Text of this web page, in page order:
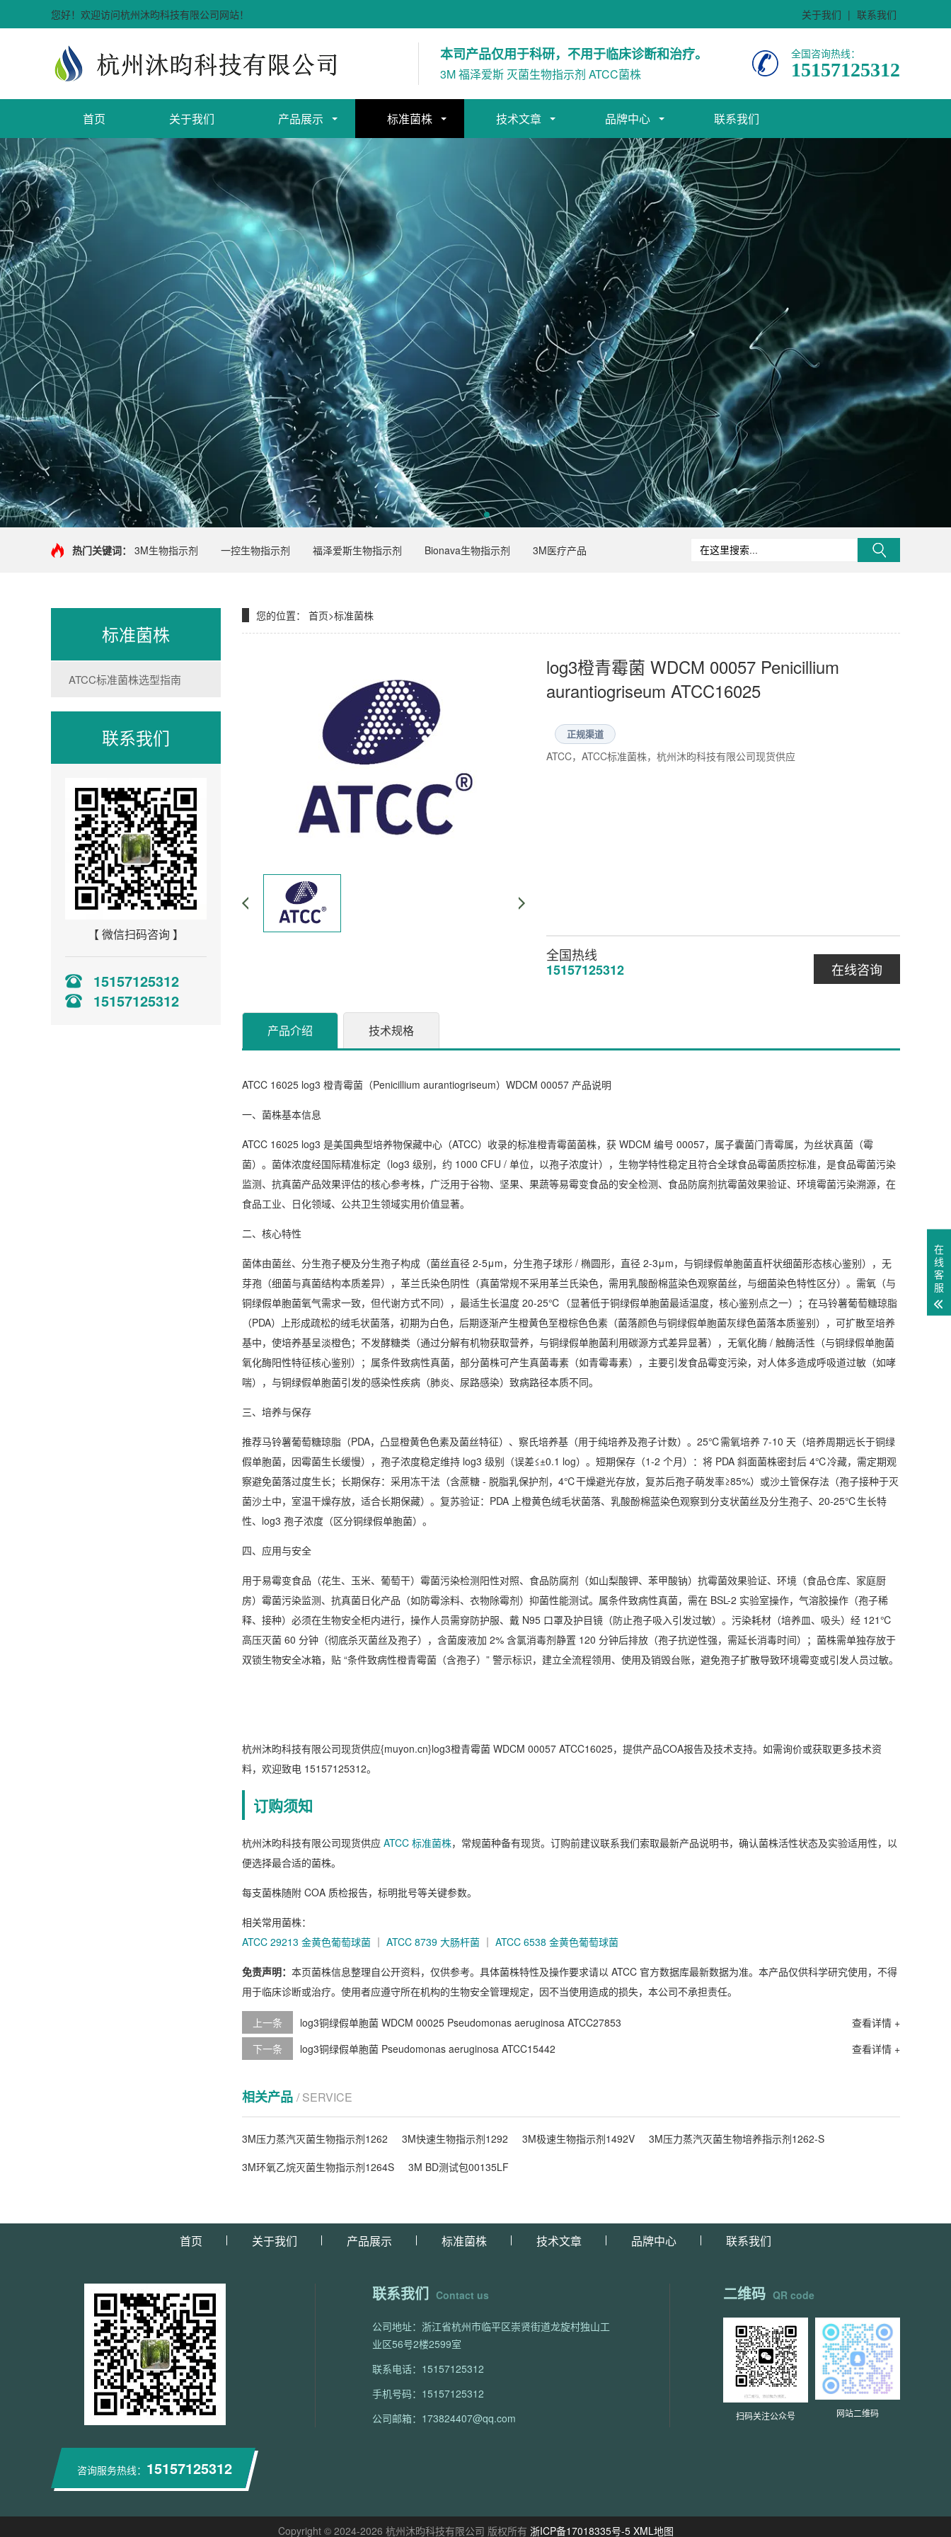
您好！欢迎访问杭州沐昀科技有限公司网站！ 关于我们 | 联系我们
本司产品仅用于科研，不用于临床诊断和治疗。
3M 福泽爱斯 灭菌生物指示剂 ATCC菌株
全国咨询热线：
15157125312
首页 关于我们 产品展示 标准菌株 技术文章 品牌中心 联系我们
热门关键词： 3M生物指示剂 一控生物指示剂 福泽爱斯生物指示剂 Bionava生物指示剂 3M医疗产品
标准菌株
ATCC标准菌株选型指南
联系我们
【 微信扫码咨询 】
15157125312
15157125312
您的位置： 首页>标准菌株
log3橙青霉菌 WDCM 00057 Penicillium
aurantiogriseum ATCC16025
正规渠道
ATCC，ATCC标准菌株，杭州沐昀科技有限公司现货供应
在线咨询
全国热线
15157125312
产品介绍 技术规格
ATCC 16025 log3 橙青霉菌（Penicillium aurantiogriseum）WDCM 00057 产品说明
一、菌株基本信息
ATCC 16025 log3 是美国典型培养物保藏中心（ATCC）收录的标准橙青霉菌菌株，获 WDCM 编号 00057，属子囊菌门青霉属，为丝状真菌（霉
菌）。菌体浓度经国际精准标定（log3 级别，约 1000 CFU / 单位，以孢子浓度计），生物学特性稳定且符合全球食品霉菌质控标准，是食品霉菌污染
监测、抗真菌产品效果评估的核心参考株，广泛用于谷物、坚果、果蔬等易霉变食品的安全检测、食品防腐剂抗霉菌效果验证、环境霉菌污染溯源，在
食品工业、日化领域、公共卫生领域实用价值显著。
二、核心特性
菌体由菌丝、分生孢子梗及分生孢子构成（菌丝直径 2-5μm，分生孢子球形 / 椭圆形，直径 2-3μm，与铜绿假单胞菌直杆状细菌形态核心鉴别），无
芽孢（细菌与真菌结构本质差异），革兰氏染色阴性（真菌常规不采用革兰氏染色，需用乳酸酚棉蓝染色观察菌丝，与细菌染色特性区分）。需氧（与
铜绿假单胞菌氧气需求一致，但代谢方式不同），最适生长温度 20-25℃（显著低于铜绿假单胞菌最适温度，核心鉴别点之一）；在马铃薯葡萄糖琼脂
（PDA）上形成疏松的绒毛状菌落，初期为白色，后期逐渐产生橙黄色至橙棕色色素（菌落颜色与铜绿假单胞菌灰绿色菌落本质鉴别），可扩散至培养
基中，使培养基呈淡橙色；不发酵糖类（通过分解有机物获取营养，与铜绿假单胞菌利用碳源方式差异显著），无氧化酶 / 触酶活性（与铜绿假单胞菌
氧化酶阳性特征核心鉴别）；属条件致病性真菌，部分菌株可产生真菌毒素（如青霉毒素），主要引发食品霉变污染，对人体多造成呼吸道过敏（如哮
喘），与铜绿假单胞菌引发的感染性疾病（肺炎、尿路感染）致病路径本质不同。
三、培养与保存
推荐马铃薯葡萄糖琼脂（PDA，凸显橙黄色色素及菌丝特征）、察氏培养基（用于纯培养及孢子计数）。25℃需氧培养 7-10 天（培养周期远长于铜绿
假单胞菌，因霉菌生长缓慢），孢子浓度稳定维持 log3 级别（误差≤±0.1 log）。短期保存（1-2 个月）：将 PDA 斜面菌株密封后 4℃冷藏，需定期观
察避免菌落过度生长；长期保存：采用冻干法（含蔗糖 - 脱脂乳保护剂，4℃干燥避光存放，复苏后孢子萌发率≥85%）或沙土管保存法（孢子接种于灭
菌沙土中，室温干燥存放，适合长期保藏）。复苏验证：PDA 上橙黄色绒毛状菌落、乳酸酚棉蓝染色观察到分支状菌丝及分生孢子、20-25℃生长特
性、log3 孢子浓度（区分铜绿假单胞菌）。
四、应用与安全
用于易霉变食品（花生、玉米、葡萄干）霉菌污染检测阳性对照、食品防腐剂（如山梨酸钾、苯甲酸钠）抗霉菌效果验证、环境（食品仓库、家庭厨
房）霉菌污染监测、抗真菌日化产品（如防霉涂料、衣物除霉剂）抑菌性能测试。属条件致病性真菌，需在 BSL-2 实验室操作，气溶胶操作（孢子稀
释、接种）必须在生物安全柜内进行，操作人员需穿防护服、戴 N95 口罩及护目镜（防止孢子吸入引发过敏）。污染耗材（培养皿、吸头）经 121℃
高压灭菌 60 分钟（彻底杀灭菌丝及孢子），含菌废液加 2% 含氯消毒剂静置 120 分钟后排放（孢子抗逆性强，需延长消毒时间）；菌株需单独存放于
双锁生物安全冰箱，贴 “条件致病性橙青霉菌（含孢子）” 警示标识，建立全流程领用、使用及销毁台账，避免孢子扩散导致环境霉变或引发人员过敏。
杭州沐昀科技有限公司现货供应{muyon.cn}log3橙青霉菌 WDCM 00057 ATCC16025，提供产品COA报告及技术支持。如需询价或获取更多技术资
料，欢迎致电 15157125312。
订购须知
杭州沐昀科技有限公司现货供应 ATCC 标准菌株，常规菌种备有现货。订购前建议联系我们索取最新产品说明书，确认菌株活性状态及实验适用性，以
便选择最合适的菌株。
每支菌株随附 COA 质检报告，标明批号等关键参数。
相关常用菌株：
ATCC 29213 金黄色葡萄球菌 ｜ ATCC 8739 大肠杆菌 ｜ ATCC 6538 金黄色葡萄球菌
免责声明： 本页菌株信息整理自公开资料，仅供参考。具体菌株特性及操作要求请以 ATCC 官方数据库最新数据为准。本产品仅供科学研究使用，不得
用于临床诊断或治疗。使用者应遵守所在机构的生物安全管理规定，因不当使用造成的损失，本公司不承担责任。
上一条 查看详情 +
log3铜绿假单胞菌 WDCM 00025 Pseudomonas aeruginosa ATCC27853
下一条
查看详情 +
log3铜绿假单胞菌 Pseudomonas aeruginosa ATCC15442
相关产品 / SERVICE
3M压力蒸汽灭菌生物指示剂1262 3M快速生物指示剂1292 3M极速生物指示剂1492V
3M压力蒸汽灭菌生物培养指示剂1262-S
3M环氧乙烷灭菌生物指示剂1264S
3M BD测试包00135LF
首页 关于我们 产品展示 标准菌株 技术文章 品牌中心 联系我们
咨询服务热线： 15157125312
联系我们 Contact us
公司地址：浙江省杭州市临平区崇贤街道龙旋村独山工
业区56号2楼2599室
联系电话：15157125312
手机号码：15157125312
公司邮箱：173824407@qq.com
二维码 QR code
扫码关注公众号 网站二维码
Copyright © 2024-2026 杭州沐昀科技有限公司 版权所有 浙ICP备17018335号-5 XML地图
在
线
客
服